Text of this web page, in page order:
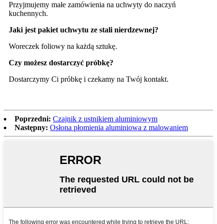
Przyjmujemy małe zamówienia na uchwyty do naczyń
kuchennych.
Jaki jest pakiet uchwytu ze stali nierdzewnej?
Woreczek foliowy na każdą sztukę.
Czy możesz dostarczyć próbkę?
Dostarczymy Ci próbkę i czekamy na Twój kontakt.
Poprzedni: Czajnik z ustnikiem aluminiowym
Następny: Osłona płomienia aluminiowa z malowaniem